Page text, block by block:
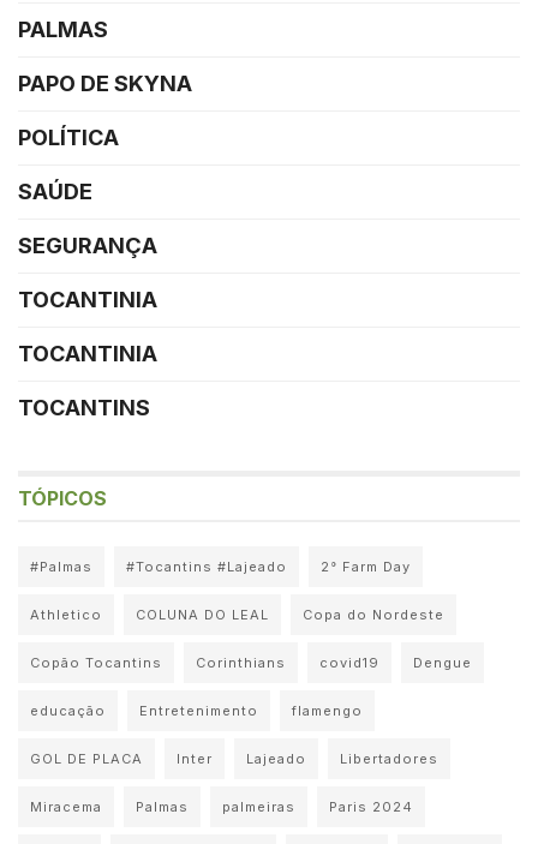
PALMAS
PAPO DE SKYNA
POLÍTICA
SAÚDE
SEGURANÇA
TOCANTINIA
TOCANTINIA
TOCANTINS
TÓPICOS
#Palmas #Tocantins #Lajeado 2° Farm Day
Athletico COLUNA DO LEAL Copa do Nordeste
Copão Tocantins Corinthians covid19 Dengue
educação Entretenimento flamengo
GOL DE PLACA Inter Lajeado Libertadores
Miracema Palmas palmeiras Paris 2024